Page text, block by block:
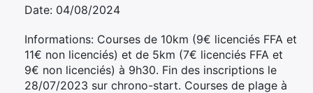
Date: 04/08/2024
Informations: Courses de 10km (9€ licenciés FFA et
11€ non licenciés) et de 5km (7€ licenciés FFA et
9€ non licenciés) à 9h30. Fin des inscriptions le
28/07/2023 sur chrono-start. Courses de plage à